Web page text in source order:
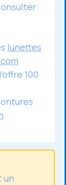
lunettes
100
un